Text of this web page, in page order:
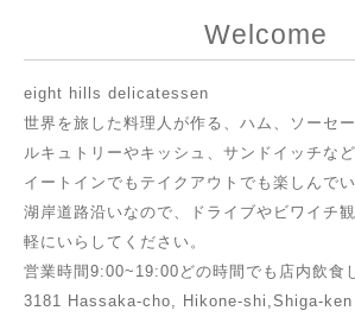
Welcome
eight hills delicatessen
世界を旅した料理人が作る、ハム、ソーセ
ルキュトリーやキッシュ、サンドイッチな
イートインでもテイクアウトでも楽しんでい
湖岸道路沿いなので、ドライブやビワイチ
軽にいらしてください。
営業時間9:00~19:00どの時間でも店内飲食
3181 Hassaka-cho, Hikone-shi,Shiga-ken